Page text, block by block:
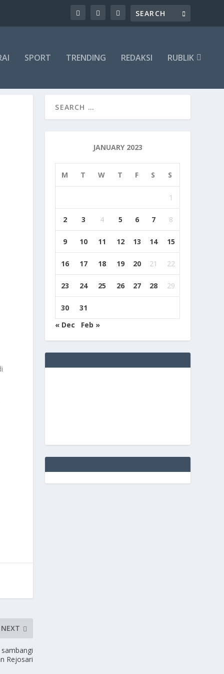
SPORT TRENDING REDAKSI RUBLIK
NEXT
Rejosari
JANUARY 2023
M T W T F S S
1
2 3 4 5 6 7 8
9 10 11 12 13 14 15
16 17 18 19 20 21 22
23 24 25 26 27 28 29
30
31
« Dec
Feb »